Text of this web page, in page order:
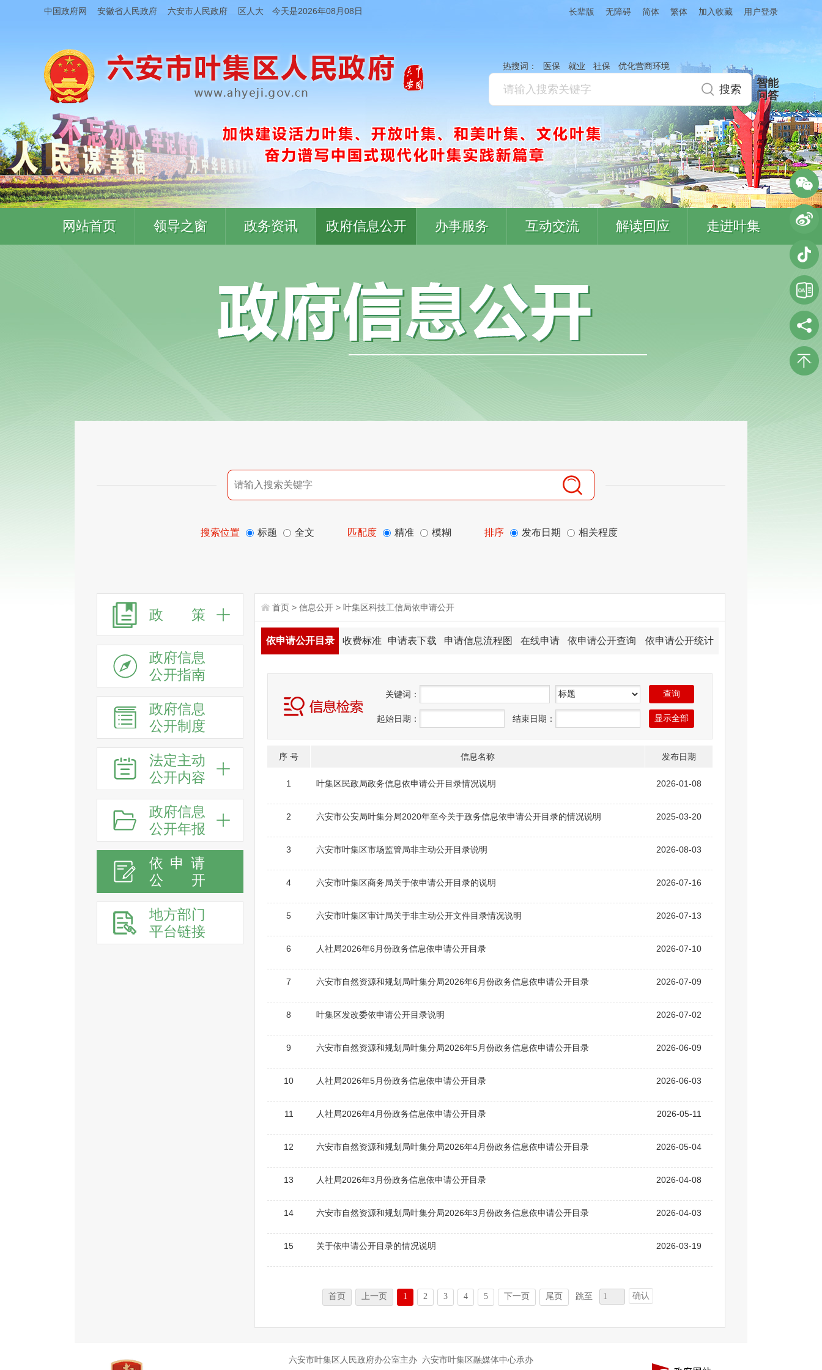
中国政府网 安徽省人民政府 六安市人民政府 区人大 今天是2026年08月08日 长辈版 无障碍 简体 繁体 加入收藏 用户登录
热搜词： 医保 就业 社保 优化营商环境
智能
问答
网站首页 领导之窗 政务资讯 政府信息公开 办事服务 互动交流 解读回应 走进叶集
搜索位置 标题 全文 匹配度 精准 模糊 排序 发布日期 相关程度
政 策
政府信息
公开指南
政府信息
公开制度
法定主动
公开内容
政府信息
公开年报
依申请
公
开
地方部门
平台链接
首页 > 信息公开 > 叶集区科技工信局依申请公开
依申请公开目录 收费标准 申请表下载 申请信息流程图 在线申请 依申请公开查询 依申请公开统计
关键词：
起始日期： 结束日期：
发布日期
序 号 信息名称
2026-01-08
1 叶集区民政局政务信息依申请公开目录情况说明
2025-03-20
2 六安市公安局叶集分局2020年至今关于政务信息依申请公开目录的情况说明
2026-08-03
3 六安市叶集区市场监管局非主动公开目录说明
2026-07-16
4 六安市叶集区商务局关于依申请公开目录的说明
2026-07-13
5 六安市叶集区审计局关于非主动公开文件目录情况说明
2026-07-10
6 人社局2026年6月份政务信息依申请公开目录
2026-07-09
7 六安市自然资源和规划局叶集分局2026年6月份政务信息依申请公开目录
2026-07-02
8 叶集区发改委依申请公开目录说明
2026-06-09
9 六安市自然资源和规划局叶集分局2026年5月份政务信息依申请公开目录
2026-06-03
10 人社局2026年5月份政务信息依申请公开目录
2026-05-11
11 人社局2026年4月份政务信息依申请公开目录
2026-05-04
12 六安市自然资源和规划局叶集分局2026年4月份政务信息依申请公开目录
2026-04-08
13 人社局2026年3月份政务信息依申请公开目录
2026-04-03
14 六安市自然资源和规划局叶集分局2026年3月份政务信息依申请公开目录
2026-03-19
15 关于依申请公开目录的情况说明
首页 上一页 1 2 3 4 5 下一页 尾页 跳至 确认
六安市叶集区人民政府办公室主办 六安市叶集区融媒体中心承办